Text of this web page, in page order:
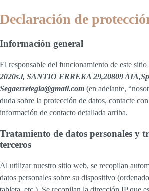
Declaración de
Información general
El responsable del funcionamiento de este sitio
2020s.l, SANTIO ERREKA 29,20809
Segaerretegia@gmail.com (en adelante,
duda sobre la protección de datos, contacte
información de contacto detallada arriba.
Tratamiento de datos personales y
terceros
Al utilizar nuestro sitio web, se recopilan
datos personales sobre su dispositivo